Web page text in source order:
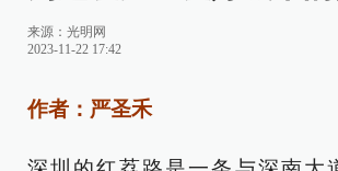
来源： 光明网
2023-11-22 17:42
作者：严圣禾